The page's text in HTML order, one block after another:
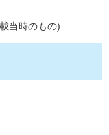
当時のもの)